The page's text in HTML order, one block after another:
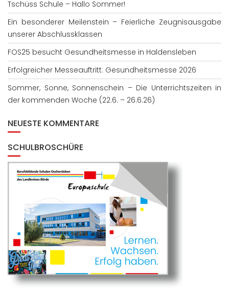
Tschüss Schule – Hallo Sommer!
Ein besonderer Meilenstein – Feierliche Zeugnisausgabe
unserer Abschlussklassen
FOS25 besucht Gesundheitsmesse in Haldensleben
Erfolgreicher Messeauftritt: Gesundheitsmesse 2026
Sommer, Sonne, Sonnenschein – Die Unterrichtszeiten in
der kommenden Woche (22.6. – 26.6.26)
NEUESTE KOMMENTARE
SCHULBROSCHÜRE